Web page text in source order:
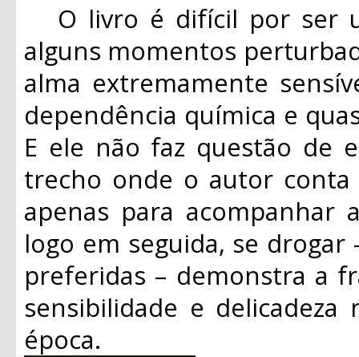
O livro é difícil por ser
alguns momentos
alma extremamente
dependência química e
E ele não faz questão de
trecho onde o autor
apenas para acompanhar
logo em seguida, se
preferidas – demonstra a
sensibilidade e
época.